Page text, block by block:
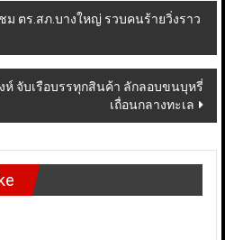
ตร.สภ.บางใหญ่ รวบคนร้ายวิ่งราว
ห์ จับเรือบรรทุกสินค้า ลักลอบขนบุหรี่
เถื่อนกลางทะเล